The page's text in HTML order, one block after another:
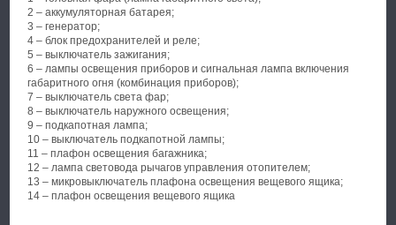
2 – аккумуляторная батарея;
3 – генератор;
4 – блок предохранителей и реле;
5 – выключатель зажигания;
6 – лампы освещения приборов и сигнальная лампа включения
габаритного огня (комбинация приборов);
7 – выключатель света фар;
8 – выключатель наружного освещения;
9 – подкапотная лампа;
10 – выключатель подкапотной лампы;
11 – плафон освещения багажника;
12 – лампа световода рычагов управления отопителем;
13 – микровыключатель плафона освещения вещевого ящика;
14 – плафон освещения вещевого ящика